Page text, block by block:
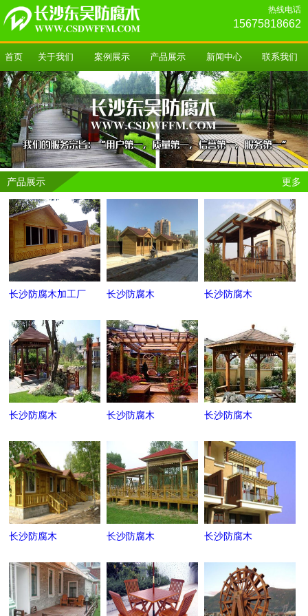
热线电话
15675818662
首页 关于我们 案例展示 产品展示 新闻中心 联系我们
产品展示 更多
长沙防腐木加工厂 长沙防腐木 长沙防腐木
长沙防腐木 长沙防腐木 长沙防腐木
长沙防腐木 长沙防腐木 长沙防腐木